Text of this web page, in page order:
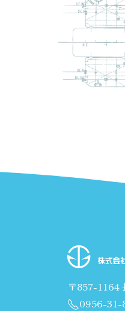
〒857-1164
0956-31-